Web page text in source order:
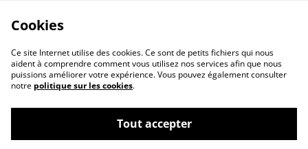
Cookies
Ce site Internet utilise des cookies. Ce sont de petits fichiers qui nous
aident à comprendre comment vous utilisez nos services afin que nous
puissions améliorer votre expérience. Vous pouvez également consulter
notre politique sur les cookies.
Tout accepter